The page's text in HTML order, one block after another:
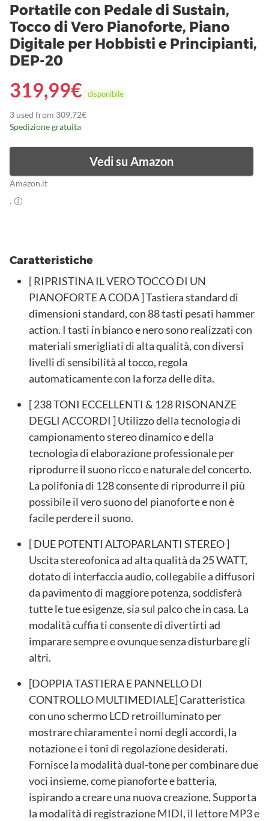
Portatile con Pedale di Sustain,
Tocco di Vero Pianoforte, Piano
Digitale per Hobbisti e Principianti,
DEP-20
319,99€ disponibile
3 used from 309,72€
Spedizione gratuita
Vedi su Amazon
Amazon.it
.
Caratteristiche
[ RIPRISTINA IL VERO TOCCO DI UN
PIANOFORTE A CODA ] Tastiera standard di
dimensioni standard, con 88 tasti pesati hammer
action. I tasti in bianco e nero sono realizzati con
materiali smerigliati di alta qualità, con diversi
livelli di sensibilità al tocco, regola
automaticamente con la forza delle dita.
[ 238 TONI ECCELLENTI & 128 RISONANZE
DEGLI ACCORDI ] Utilizzo della tecnologia di
campionamento stereo dinamico e della
tecnologia di elaborazione professionale per
riprodurre il suono ricco e naturale del concerto.
La polifonia di 128 consente di riprodurre il più
possibile il vero suono del pianoforte e non è
facile perdere il suono.
[ DUE POTENTI ALTOPARLANTI STEREO ]
Uscita stereofonica ad alta qualità da 25 WATT,
dotato di interfaccia audio, collegabile a diffusori
da pavimento di maggiore potenza, soddisferà
tutte le tue esigenze, sia sul palco che in casa. La
modalità cuffia ti consente di divertirti ad
imparare sempre e ovunque senza disturbare gli
altri.
[DOPPIA TASTIERA E PANNELLO DI
CONTROLLO MULTIMEDIALE] Caratteristica
con uno schermo LCD retroilluminato per
mostrare chiaramente i nomi degli accordi, la
notazione e i toni di regolazione desiderati.
Fornisce la modalità dual-tone per combinare due
voci insieme, come pianoforte e batteria,
ispirando a creare una nuova creazione. Supporta
la modalità di registrazione MIDI, il lettore MP3 e